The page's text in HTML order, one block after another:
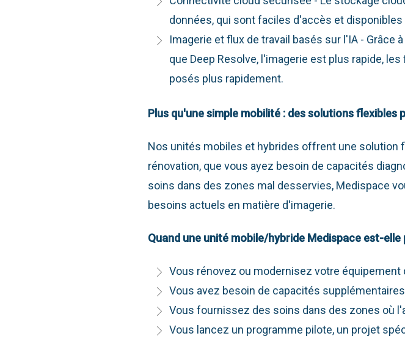
données, qui sont faciles d'accès et
Imagerie et flux de travail basés sur l'IA -
que Deep Resolve, l'imagerie est plus rapide,
posés plus rapidement.
Plus qu'une simple mobilité : des solutions flexibles
Nos unités mobiles et hybrides offrent une solution
rénovation, que vous ayez besoin de capacités
soins dans des zones mal desservies, Medispace
besoins actuels en matière d'imagerie.
Quand une unité mobile/hybride Medispace est-elle
Vous rénovez ou modernisez votre équipement
Vous avez besoin de capacités
Vous fournissez des soins dans des zones où
Vous lancez un programme pilote, un projet